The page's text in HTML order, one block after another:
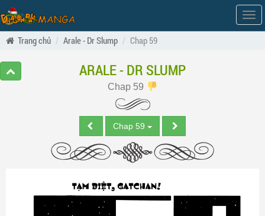
Hiện
Trang chủ
Arale - Dr Slump Chap 59
ARALE - DR SLUMP
Chap 59
Chap 59